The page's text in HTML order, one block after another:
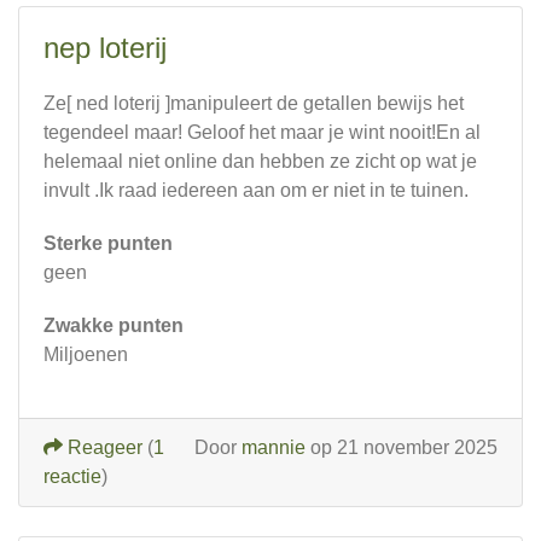
nep loterij
Ze[ ned loterij ]manipuleert de getallen bewijs het
tegendeel maar! Geloof het maar je wint nooit!En al
helemaal niet online dan hebben ze zicht op wat je
invult .Ik raad iedereen aan om er niet in te tuinen.
Sterke punten
geen
Zwakke punten
Miljoenen
Door mannie op 21 november 2025
Reageer (1
reactie)